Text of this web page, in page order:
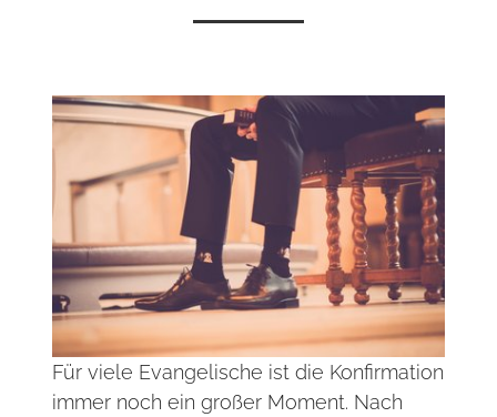
Für viele Evangelische ist die Konfirmation
immer noch ein großer Moment. Nach